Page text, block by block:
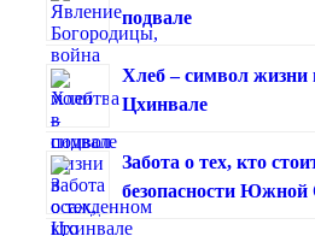
подвале
Хлеб – символ жизни
Цхинвале
Забота о тех, кто
безопасности Южной